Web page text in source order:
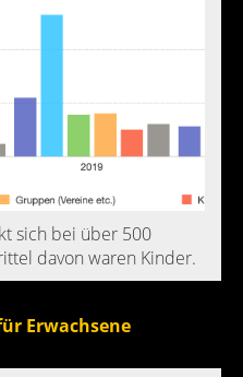
sich bei über 500
davon waren Kinder.
Erwachsene